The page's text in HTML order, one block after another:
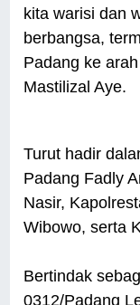
kita warisi dan
berbangsa,
Padang ke
Mastilizal Aye.
Turut hadir
Padang Fadly
Nasir,
Wibowo, serta
Bertindak
0312/Padang